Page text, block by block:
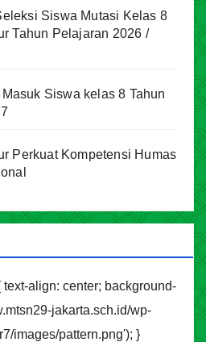
Siswa Mutasi Kelas 8
Tahun Pelajaran 2026 /
Siswa kelas 8 Tahun
Perkuat Kompetensi Humas
align: center; background-
jakarta.sch.id/wp-
images/pattern.png'); }